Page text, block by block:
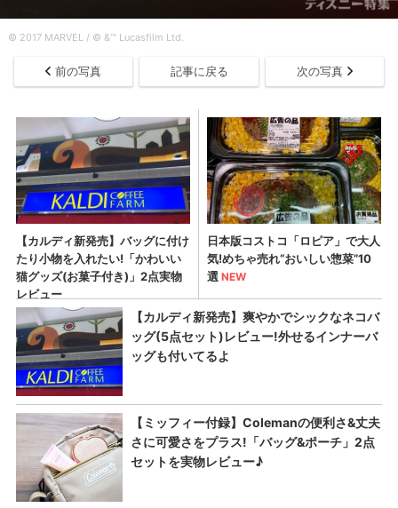
© 2017 MARVEL / © &™ Lucasfilm Ltd.
前の写真 記事に戻る 次の写真